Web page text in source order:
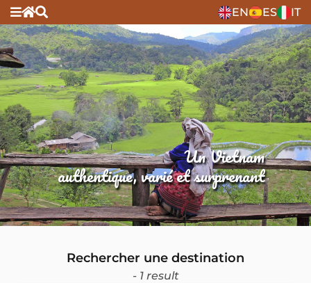
EN ES IT
Un Vietnam
authentique, varié et surprenant
Rechercher une destination
- 1 result